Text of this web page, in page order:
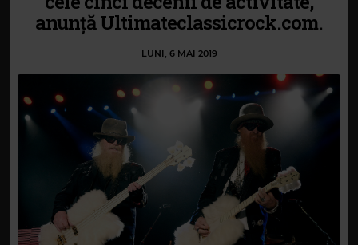
anunță Ultimateclassicrock.com.
LUNI, 6 MAI 2019